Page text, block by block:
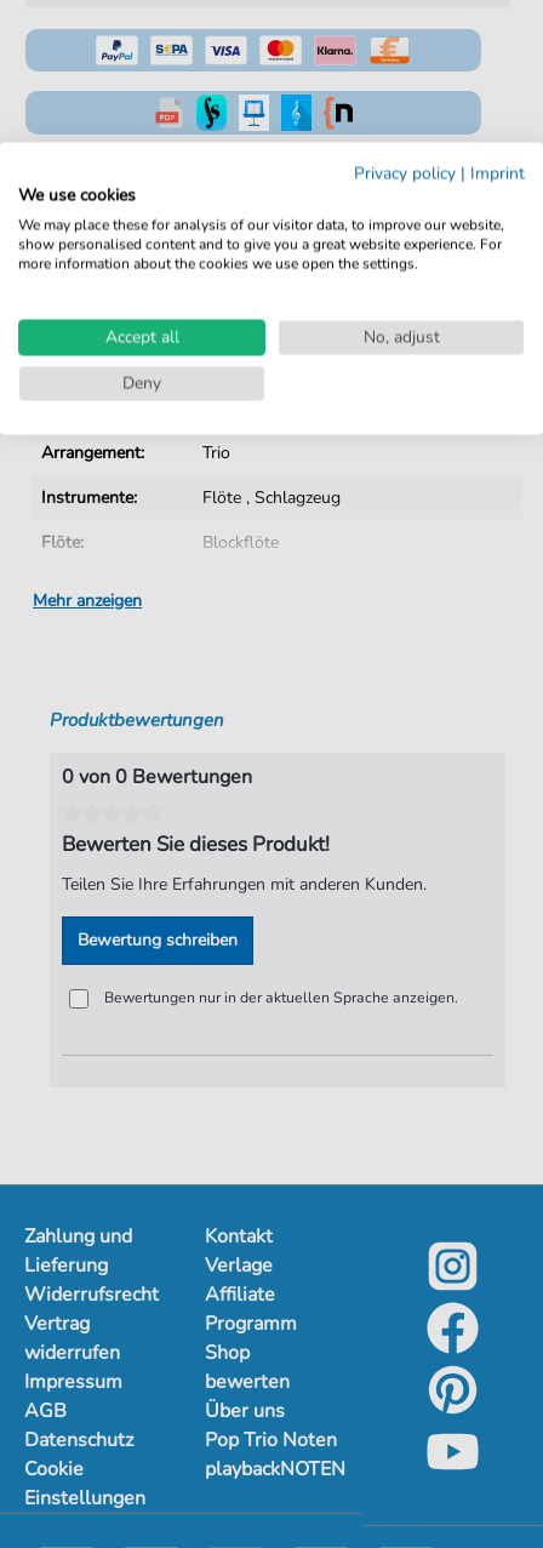
Von Musikern geprüft
Kein Abo. Fairer Einzelkauf.
Produktnummer:
fbd-2012
Arrangement:
Trio
Instrumente:
Flöte ,Schlagzeug
Flöte:
Blockflöte
Schlagzeug:
Seiten:
1
Arrangeure:
Pam Wedgwood
Mehr anzeigen
Produktbewertungen
0 von 0 Bewertungen
Bewerten Sie dieses Produkt!
Teilen Sie Ihre Erfahrungen mit anderen Kunden.
Bewertung schreiben
Bewertungen nur in der aktuellen Sprache anzeigen.
Zahlung und
Lieferung
Widerrufsrecht
Vertrag
widerrufen
Impressum
AGB
Datenschutz
Cookie
Einstellungen
Kontakt
Verlage
Affiliate
Programm
Shop
bewerten
Über uns
Pop Trio Noten
playbackNOTEN
Privacy policy | Imprint
We use cookies
We may place these for analysis of our visitor data, to improve our website,
show personalised content and to give you a great website experience. For
more information about the cookies we use open the settings.
Accept all
No, adjust
Deny